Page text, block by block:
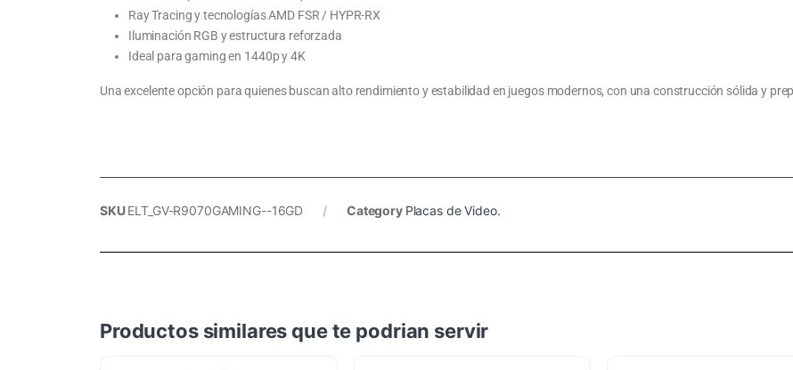
Ray Tracing y tecnologías AMD FSR / HYPR-RX
Iluminación RGB y estructura reforzada
Ideal para gaming en 1440p y 4K
Una excelente opción para quienes buscan alto rendimiento y estabilidad en juegos modernos, con una construcción sólida y
SKUELT_GV-R9070GAMING--16GD Category Placas de Video.
Productos similares que te podrian servir